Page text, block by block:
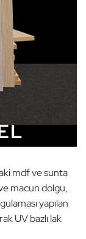
mdf ve sunta
macun dolgu,
yapılan
UV bazlı lak